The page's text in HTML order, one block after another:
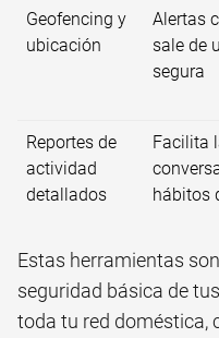
Geofencing y
ubicación
Alertas
sale de
segura
Reportes de
actividad
detallados
Facilita
hábitos
Estas herramientas
seguridad básica de
toda tu red doméstica,